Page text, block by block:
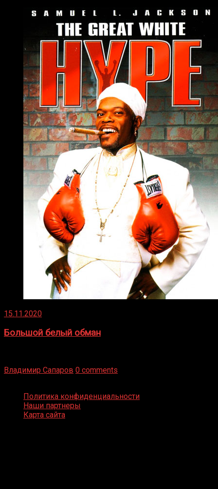
15.11.2020
Большой белый обман
Владимир Сапаров 0 comments
Политика конфиденциальности
Наши партнеры
Карта сайта